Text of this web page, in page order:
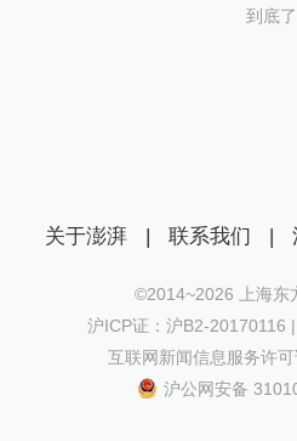
到底了
关于澎湃 | 联系我们 |
©2014~2026 上海东
沪ICP证：沪B2-20170116
互联网新闻信息服务许
沪公网安备